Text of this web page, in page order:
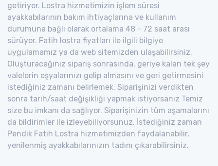
getiriyor. Lostra hizmetimizin işlem süresi
ayakkabılarının bakım ihtiyaçlarına ve kullanım
durumuna bağlı olarak ortalama 48 - 72 saat arası
sürüyor. Fatih lostra fiyatları ile ilgili bilgiye
uygulamamız ya da web sitemizden ulaşabilirsiniz.
Oluşturacağınız sipariş sonrasında, geriye kalan tek şey
valelerin eşyalarınızı gelip almasını ve geri getirmesini
istediğiniz zamanı belirlemek. Siparişinizi verdikten
sonra tarih/saat değişikliği yapmak istiyorsanız Temiz
size bu imkanı da sağlıyor. Siparişinizin tüm aşamalarını
da bildirimler ile izleyebiliyorsunuz. İstediğiniz zaman
Pendik Fatih Lostra hizmetimizden faydalanabilir,
yenilenmiş ayakkabılarınızın tadını çıkarabilirsiniz.